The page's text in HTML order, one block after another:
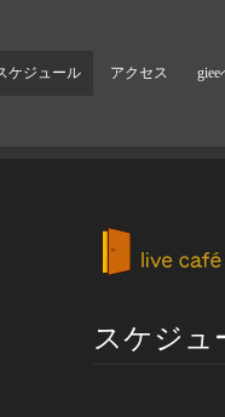
ケジュール アクセス
スケジュ